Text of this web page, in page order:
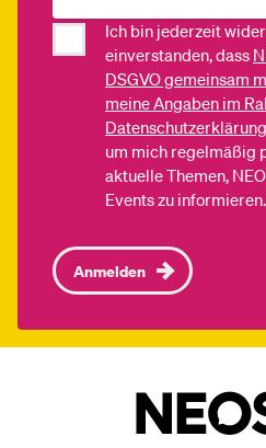
Ich bin jederzeit
einverstanden, dass
DSGVO gemeinsam
meine Angaben im
Datenschutzerklärung
um mich regelmäßig
aktuelle Themen,
Events zu
Anmelden